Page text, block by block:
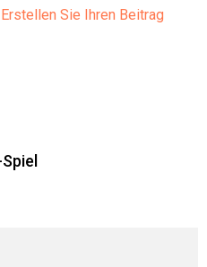
Erstellen Sie Ihren Beitrag